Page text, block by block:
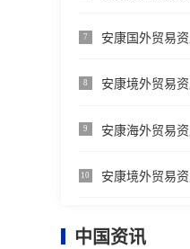
7 安康国外贸易
8 安康境外贸易
9 安康海外贸易
10 安康境外贸易
中国资讯